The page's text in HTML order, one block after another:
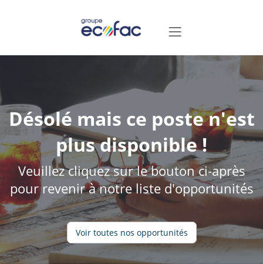
Désolé mais ce poste n'est
plus disponible !
Veuillez cliquez sur le bouton ci-après
pour revenir à notre liste d'opportunités
Voir toutes nos opportunités